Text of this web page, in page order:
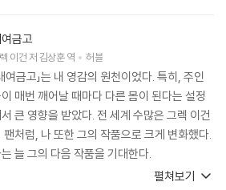
작품이다. 두 주인공의 재회의 날을 그린 ‘벚
으로 그려낸 ‘코스모나우트’ 그리고 그들의
터’. 세 가지 컨셉으로 첫사랑의 아련함을 애
을 아름답게 그려냈다. 스토리, 영상미, 음악
감성을 저격하는데 성공해, 신카이 마코토 마
작품이다.
애니메이션상｜이탈리아퓨쳐필름영화제 란
금고
이건저김상훈역 허블
여금고」는 내 영감의 원천이었다. 특히, 주인
매번 깨어날 때마다 다른 몸이 된다는 설정
큰 영향을 받았다. 전 세계 수많은 그렉 이건
팬처럼, 나 또한 그의 작품으로 크게 변화했다.
늘 그의 다음 작품을 기대한다.
펼쳐보기